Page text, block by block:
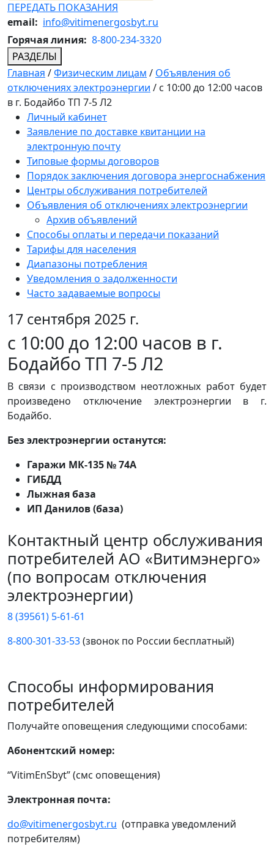
ПЕРЕДАТЬ ПОКАЗАНИЯ
email: info@vitimenergosbyt.ru
Горячая линия: 8-800-234-3320
РАЗДЕЛЫ
Главная /Физическим лицам / Объявления об
отключениях электроэнергии / с 10:00 до 12:00 часов
в г. Бодайбо ТП 7-5 Л2
Личный кабинет
Заявление по доставке квитанции на
электронную почту
Типовые формы договоров
Порядок заключения договора энергоснабжения
Центры обслуживания потребителей
Объявления об отключениях электроэнергии
Архив объявлений
Способы оплаты и передачи показаний
Тарифы для населения
Диапазоны потребления
Уведомления о задолженности
Часто задаваемые вопросы
17 сентября 2025 г.
с 10:00 до 12:00 часов в г.
Бодайбо ТП 7-5 Л2
В связи с производством неотложных работ будет
произведено отключение электроэнергии в г.
Бодайбо.
Без электроэнергии останутся:
Гаражи МК-135 № 74А
ГИБДД
Лыжная база
ИП Данилов (база)
Контактный центр обслуживания
потребителей АО «Витимэнерго»
(по вопросам отключения
электроэнергии)
8 (39561) 5-61-61
8-800-301-33-53(звонок по России бесплатный)
Способы информирования
потребителей
Получайте оповещения следующими способами:
Абонентский номер:
“VitimEnSbyt” (смс оповещения)
Электронная почта:
do@vitimenergosbyt.ru (отправка уведомлений
потребителям)